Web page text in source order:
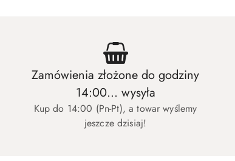
Zamówienia złożone do godziny
14:00... wysyła
Kup do 14:00 (Pn-Pt), a towar wyślemy
jeszcze dzisiaj!